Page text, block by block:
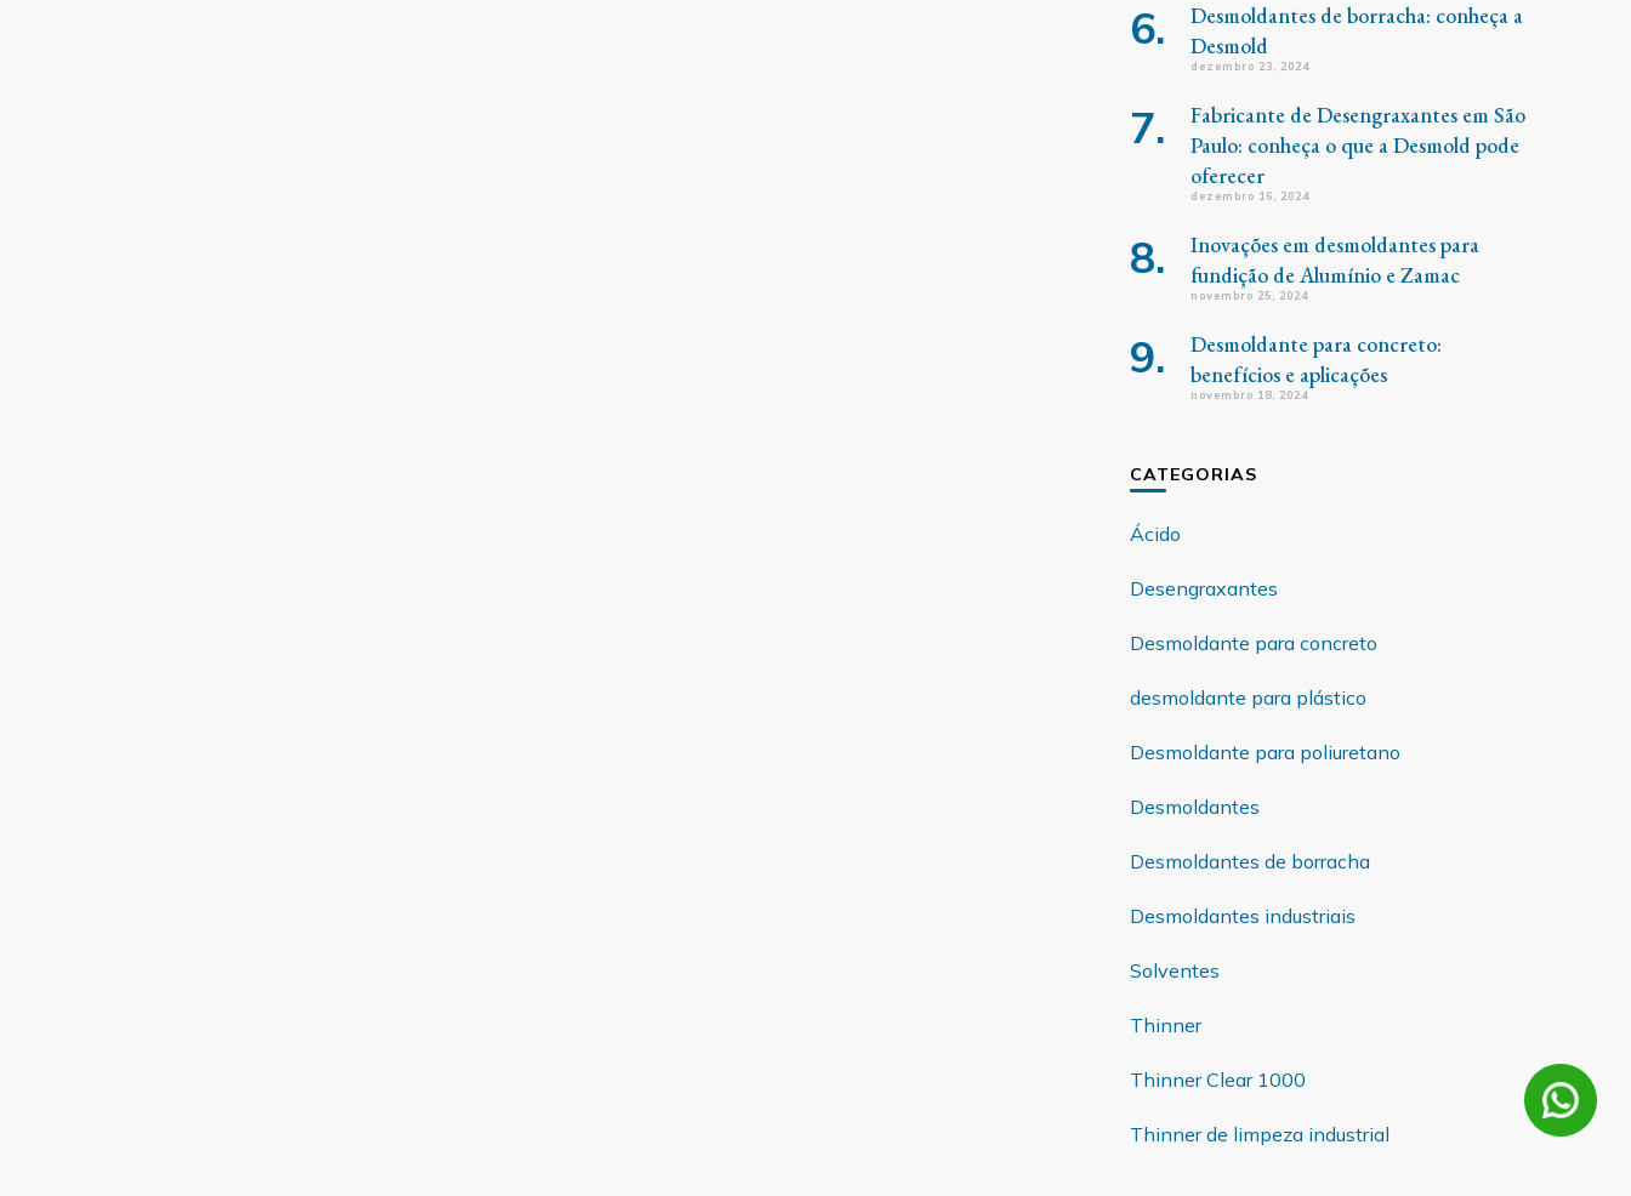
Desmoldantes de borracha: conheça a
Desmold
dezembro 23, 2024
Fabricante de Desengraxantes em São
Paulo: conheça o que a Desmold pode
oferecer
dezembro 16, 2024
Inovações em desmoldantes para
fundição de Alumínio e Zamac
novembro 25, 2024
Desmoldante para concreto:
benefícios e aplicações
novembro 18, 2024
CATEGORIAS
Ácido
Desengraxantes
Desmoldante para concreto
desmoldante para plástico
Desmoldante para poliuretano
Desmoldantes
Desmoldantes de borracha
Desmoldantes industriais
Solventes
Thinner
Thinner Clear 1000
Thinner de limpeza industrial